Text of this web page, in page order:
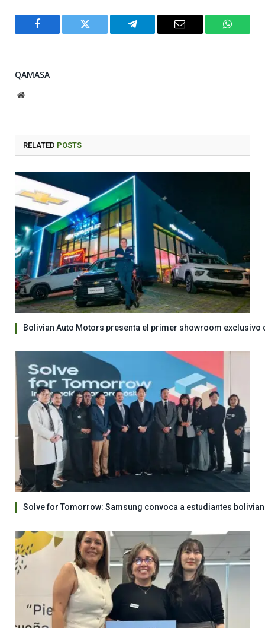
Facebook Twitter Telegram Email
QAMASA
Website
RELATED POSTS
Bolivian Auto Motors presenta el primer showroom
Solve for Tomorrow: Samsung convoca a estudiantes